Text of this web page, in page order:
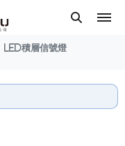
LED積層信號燈